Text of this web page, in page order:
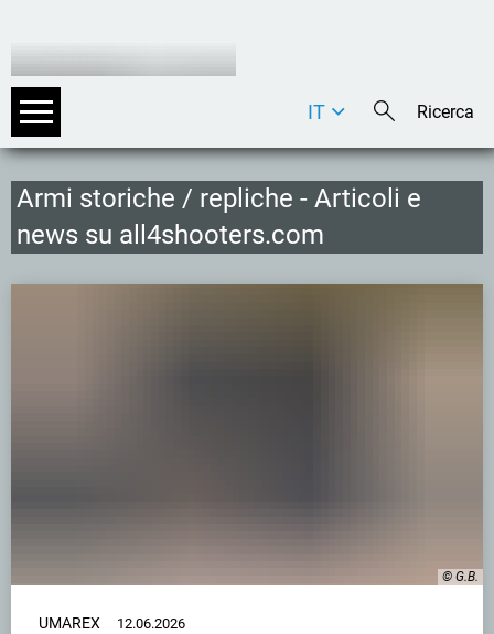
DE
IT
Armi storiche / repliche - Articoli e
news su all4shooters.com
© G.B.
UMAREX 12.06.2026